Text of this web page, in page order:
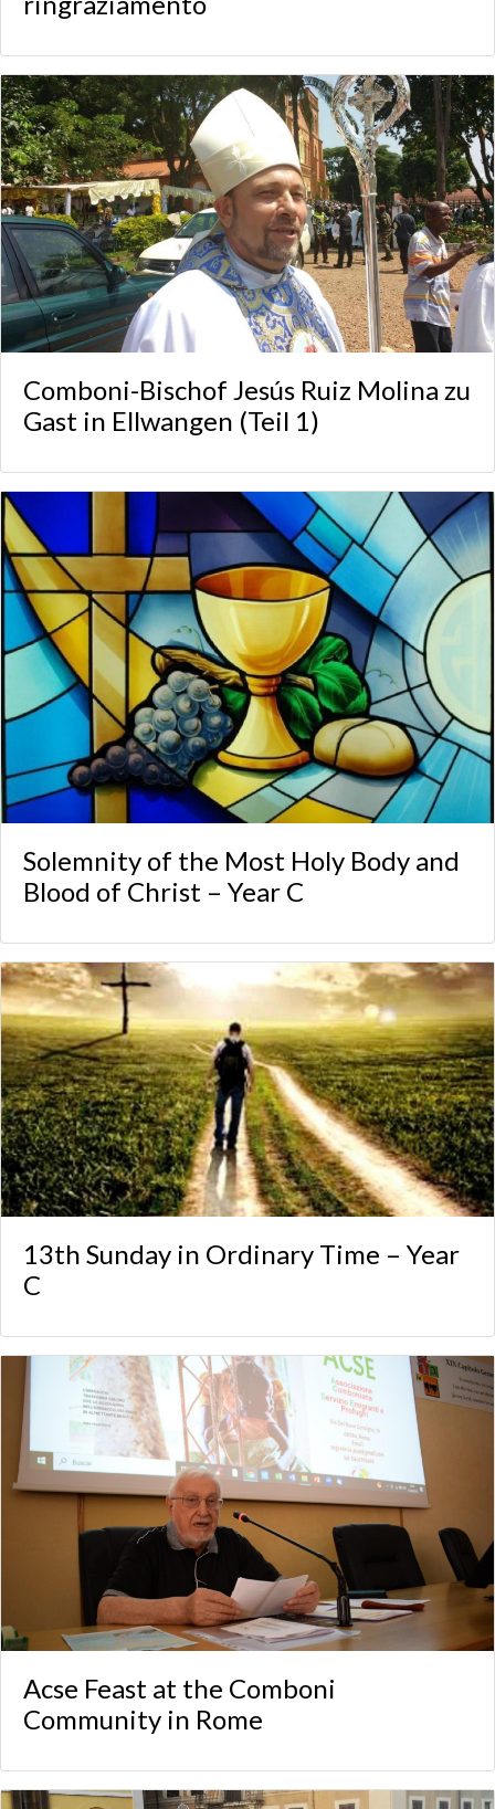
Comboni-Bischof Jesús Ruiz Molina zu
Gast in Ellwangen (Teil 1)
Solemnity of the Most Holy Body and
Blood of Christ – Year C
13th Sunday in Ordinary Time – Year
C
Acse Feast at the Comboni
Community in Rome